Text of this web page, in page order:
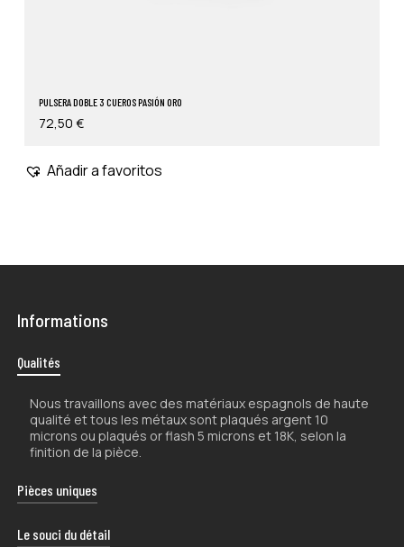
No hay productos en el carrito.
PULSERA DOBLE 3 CUEROS PASIÓN ORO
72,50 €
Añadir a favoritos
Informations
Qualités
Nous travaillons avec des matériaux espagnols de haute
qualité et tous les métaux sont plaqués argent 10
microns ou plaqués or flash 5 microns et 18K, selon la
finition de la pièce.
Pièces uniques
La nature artisanale de nos produits les rend uniques.
Le souci du détail